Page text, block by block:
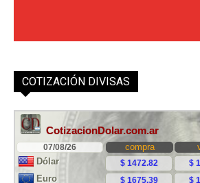
COTIZACIÓN DIVISAS